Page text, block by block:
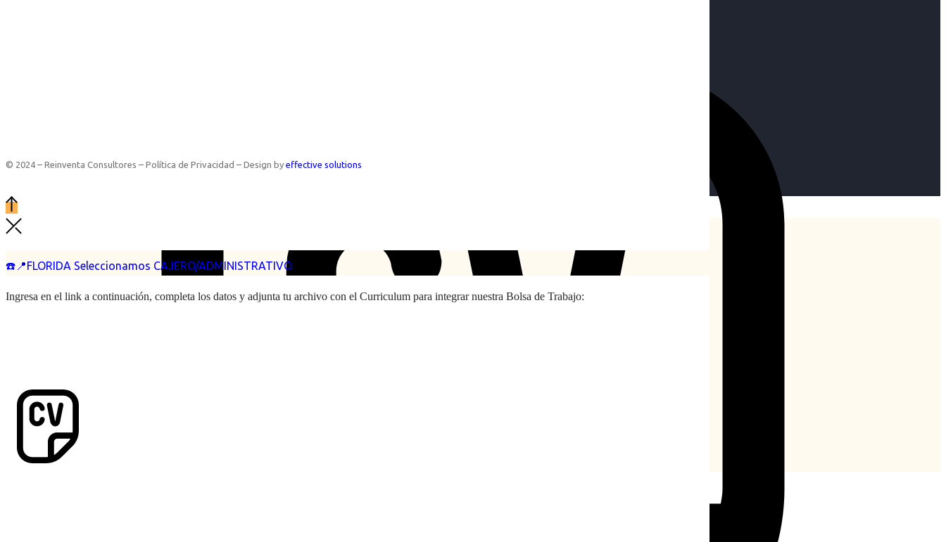
☎️📍FLORIDA Seleccionamos CAJERO/ADMINISTRATIVO.
© 2024 – Reinventa Consultores – Política de Privacidad – Design by effective solutions
Ingresa en el link a continuación, completa los datos y adjunta tu archivo con el Curriculum para integrar nuestra Bolsa de Trabajo: